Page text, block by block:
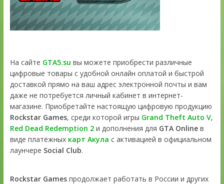
На сайте GTA5.su вы можете приобрести различные
цифровые товары с удобной онлайн оплатой и быстрой
доставкой прямо на ваш адрес электронной почты и вам
даже не потребуется личный кабинет в интернет-
магазине. Приобретайте настоящую цифровую продукцию
Rockstar Games, среди которой игры Grand Theft Auto V,
Red Dead Redemption 2и дополнения для GTA Onlineв
виде платёжных карт Акула с активацией в официальном
лаунчере Social Club.
Rockstar Gamesпродолжает работать в России и других